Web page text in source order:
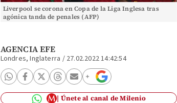
Liverpool se corona en Copa de la Liga Inglesa tras
agónica tanda de penales (AFP)
AGENCIA EFE
Londres, Inglaterra / 27.02.2022 14:42:54
Únete al canal de Milenio